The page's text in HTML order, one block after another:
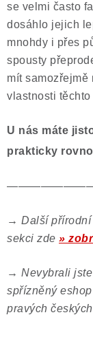
se velmi často
dosáhlo jejich
mnohdy i přes
spousty
mít
vlastnosti těchto
U nás máte
prakticky
→ Další
sekci zde »
→ Nevybrali
spřízněný eshop
pravých